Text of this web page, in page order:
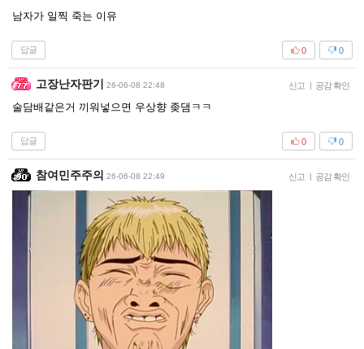
남자가 일찍 죽는 이유
답글 0
0
고장난자판기 26-06-08 22:48 신고 | 공감 확인
술담배같은거 끼워넣으면 우상향 좆댐ㅋㅋ
답글 0
0
참여민주주의 26-06-08 22:49 신고 | 공감 확인